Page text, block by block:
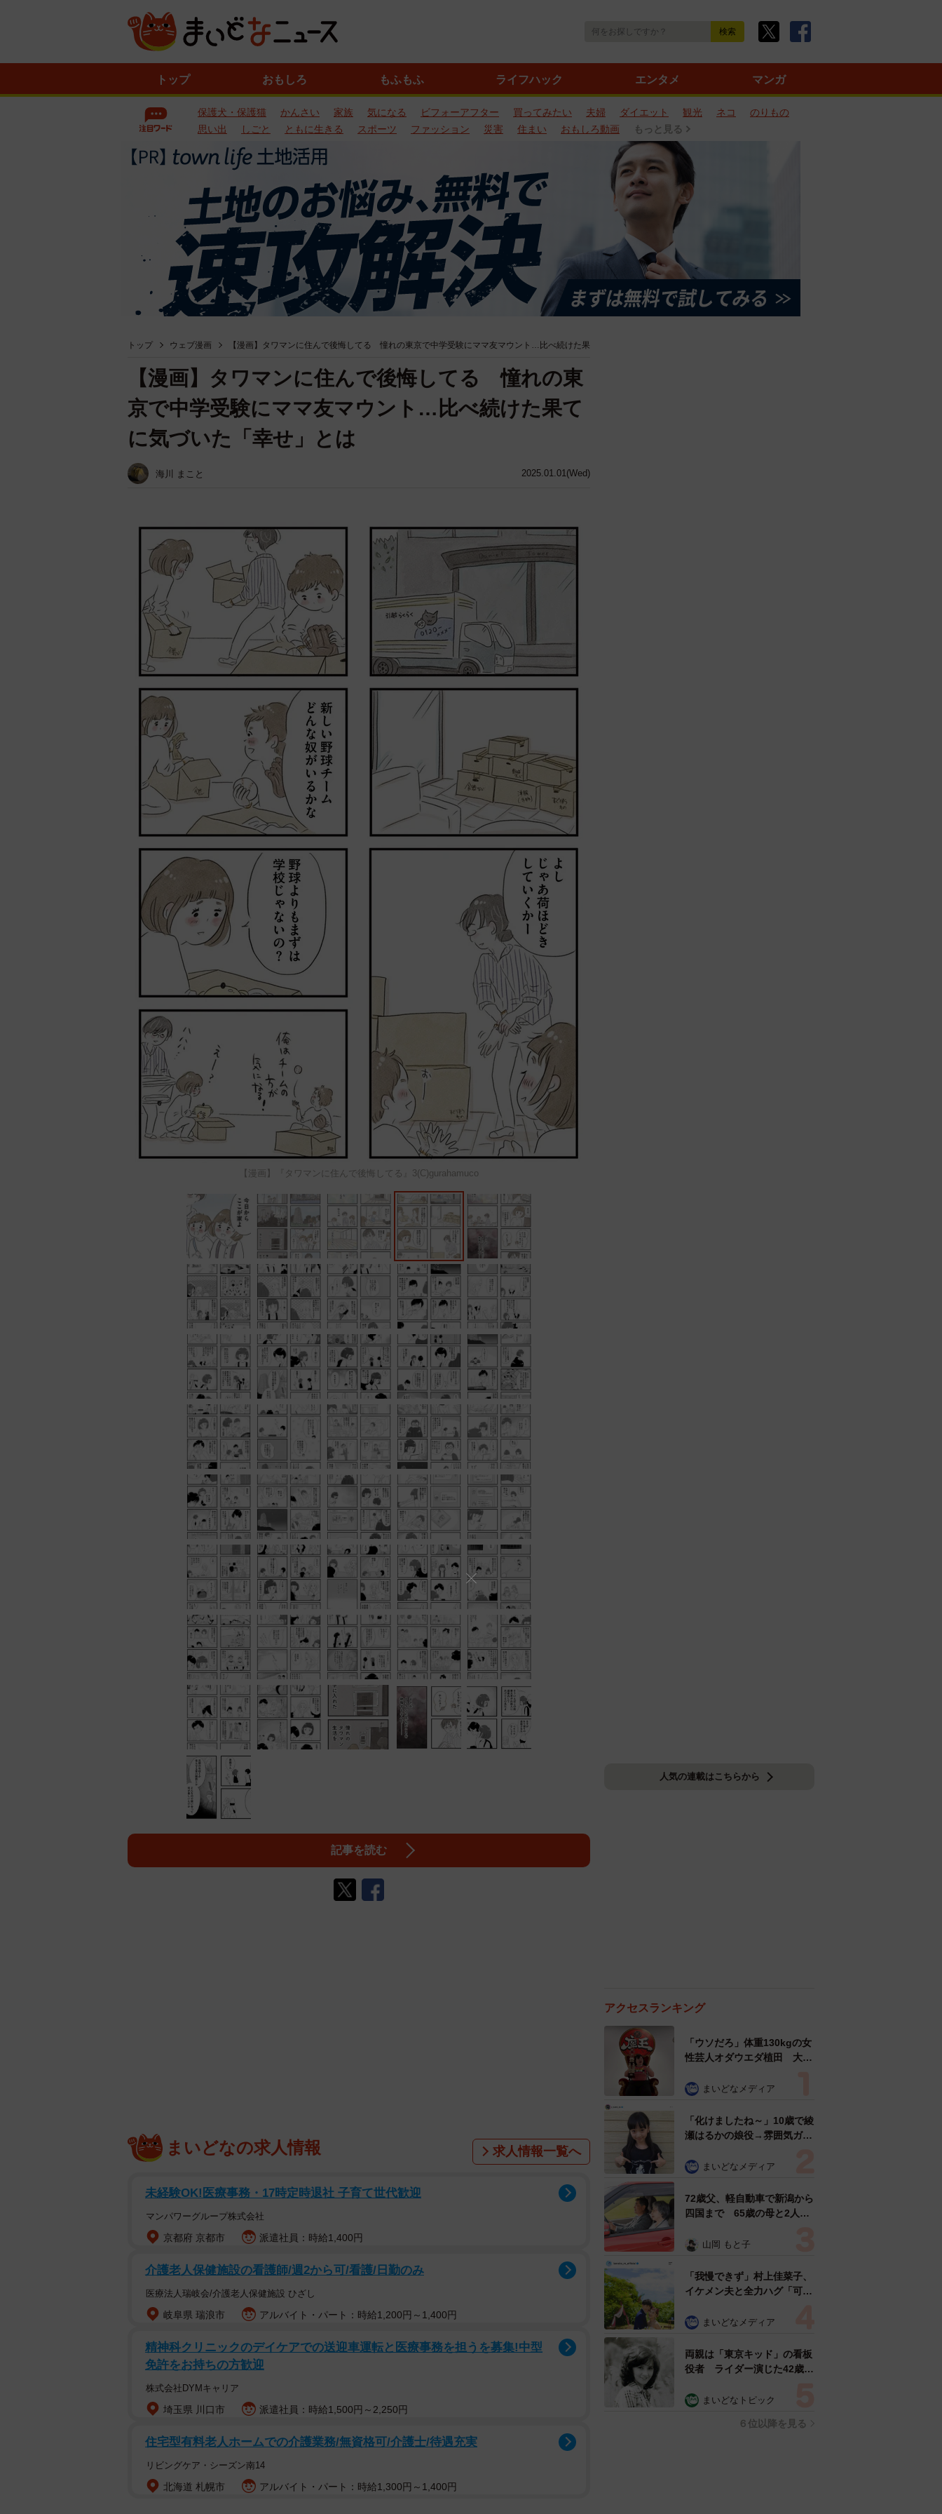
トップ おもしろ もふもふ ライフハック エンタメ マンガ
保護犬・保護猫 かんさい 家族 気になる ビフォーアフター 買ってみたい 夫婦 ダイエット 観光 ネコ
のりもの
思い出
しごと ともに生きる スポーツ ファッション 災害 住まい おもしろ動画 もっと見る
トップ ウェブ漫画 【漫画】タワマンに住んで後悔してる 憧れの東京で中学受験にママ友マウント…比べ続けた果
2025.01.01(Wed)
【漫画】タワマンに住んで後悔してる 憧れの東
京で中学受験にママ友マウント…比べ続けた果て
に気づいた「幸せ」とは
海川 まこと
【漫画】『タワマンに住んで後悔してる』3(C)gurahamuco
記事を読む
まいどなの求人情報 求人情報一覧へ
未経験OK!医療事務・17時定時退社 子育て世代歓迎
マンパワーグループ株式会社
京都府 京都市 派遣社員：時給1,400円
介護老人保健施設の看護師/週2から可/看護/日勤のみ
医療法人瑞岐会/介護老人保健施設 ひざし
岐阜県 瑞浪市 アルバイト・パート：時給1,200円～1,400円
精神科クリニックのデイケアでの送迎車運転と医療事務を担うを募集!中型
免許をお持ちの方歓迎
株式会社DYMキャリア
埼玉県 川口市 派遣社員：時給1,500円～2,250円
住宅型有料老人ホームでの介護業務/無資格可/介護士/待遇充実
リビングケア・シーズン南14
北海道 札幌市 アルバイト・パート：時給1,300円～1,400円
人気の連載はこちらから
アクセスランキング
「ウソだろ」体重130kgの女
性芸人オダウエダ植田 大学
で」 まいどなメディア
「化けましたね～」10歳で綾
瀬はるかの娘役→雰囲気ガラ
雰囲気が」「宝塚に入れそ
まいどなメディア
72歳父、軽自動車で新潟から
四国まで 65歳の母と2人で
憩まで分刻み… 「大学生で
山岡 もと子
「我慢できず」村上佳菜子、
イケメン夫と全力ハグ「可愛
まいどなメディア
両親は「東京キッド」の看板
役者 ライダー演じた42歳元
ングフォト」計画を明言
まいどなトピック
６位以降を見る